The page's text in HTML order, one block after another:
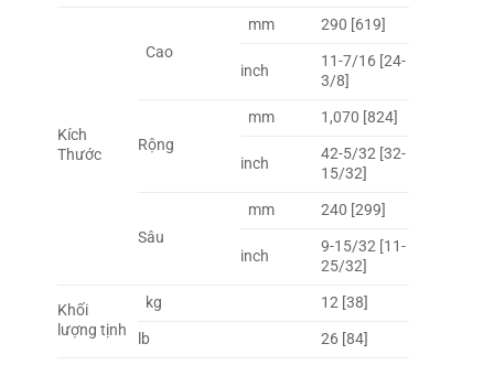
Kích
Thước
Cao
mm 290 [619]
inch
11-7/16 [24-
3/8]
Rộng
mm 1,070 [824]
inch
42-5/32 [32-
15/32]
Sâu
mm 240 [299]
inch
9-15/32 [11-
25/32]
Khối
lượng tịnh
kg
12 [38]
lb
26 [84]